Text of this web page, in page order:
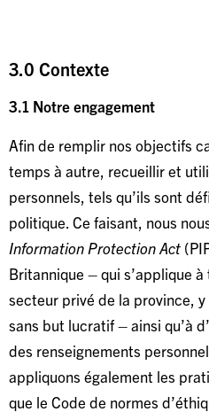
3.0 Contexte
3.1 Notre engagement
Afin de remplir nos objectifs
temps à autre, recueillir et
personnels, tels qu’ils sont
politique. Ce faisant, nous
Information Protection Act
Britannique – qui s’applique
secteur privé de la province,
sans but lucratif – ainsi qu’à
des renseignements
appliquons également les
que le Code de normes